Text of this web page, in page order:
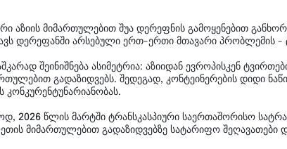
აზიის მიმართულებით შუა დერეფნის გამოყენებით
დერეფანში არსებული ერთ-ერთი მთავარი პრობლემის -
შეინიშნება ასიმეტრია: აზიიდან ევროპისკენ
გადაზიდვებს. შედეგად, კონტეინერების დიდი
კონკურენტუნარიანობას.
2026 წლის მარტში ტრანსკასპიური საერთაშორისო
მიმართულებით გადაზიდვებზე სატარიფო შეღავათები